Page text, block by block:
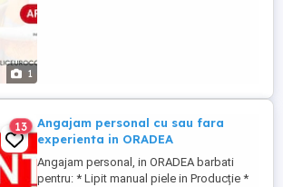
1
13
Angajam personal cu sau fara
experienta in ORADEA
Angajam personal, in ORADEA barbati
pentru: * Lipit manual piele in Producție *